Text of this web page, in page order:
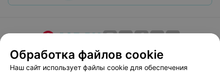
О проекте Новости проекта
Размещение рекламы
Медицинский маркетинг
Публичный договор
Обработка файлов cookie
Наш сайт использует файлы cookie для обеспечения